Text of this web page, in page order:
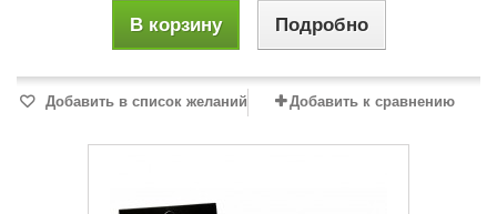
В корзину Подробно
Добавить в список желаний Добавить к сравнению